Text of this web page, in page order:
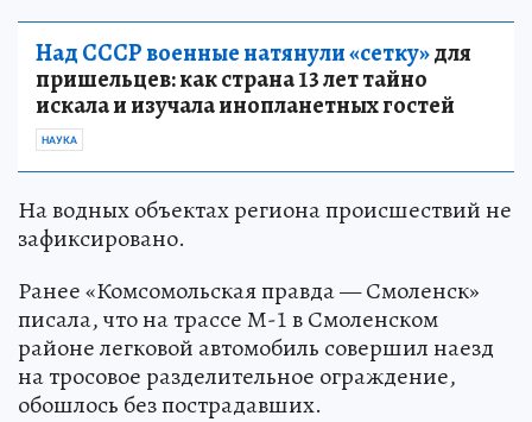
Над СССР военные натянули «сетку»для
пришельцев: как страна 13 лет тайно
искала и изучала инопланетных гостей
НАУКА
На водных объектах региона происшествий не
зафиксировано.
Ранее «Комсомольская правда — Смоленск»
писала, что на трассе М-1 в Смоленском
районе легковой автомобиль совершил наезд
на тросовое разделительное ограждение,
обошлось без пострадавших.